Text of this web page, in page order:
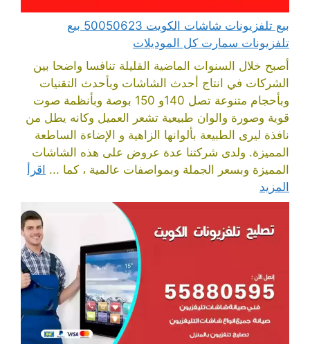
بيع تلفزيونات شاشات الكويت 50050623 بيع
تلفزيونات سمارت كل الموديلات
أصبح خلال السنوات الماضية القليلة تنافسا واضحا بين
الشركات في انتاج أحدث الشاشات وبأحدث التقنيات
وبأحجام متنوعة تصل 140و 150 بوصة وبأنظمة صوت
قوية وصورة والوان طبيعية تشعر العميل وكانه يطل من
نافذة ليرى الطبيعة بألوانها الزاهية و الإضاءة الساطعة
المميزة. ولدى شركتنا عدة عروض على هذه الشاشات
المميزة وبسعر الجملة وبمواصفات عالمية ، كما ... اقرأ
المزيد